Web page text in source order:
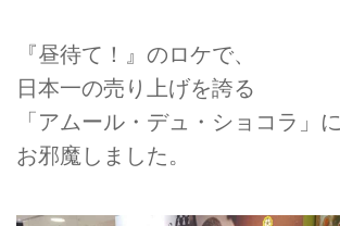
『昼待て！』のロケで、
日本一の売り上げを誇る
「アムール・デュ・ショコラ」に
お邪魔しました。